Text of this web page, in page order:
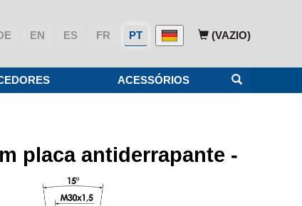
(VAZIO)
PT
FR
ES
EN
ACESSÓRIOS
placa antiderrapante -